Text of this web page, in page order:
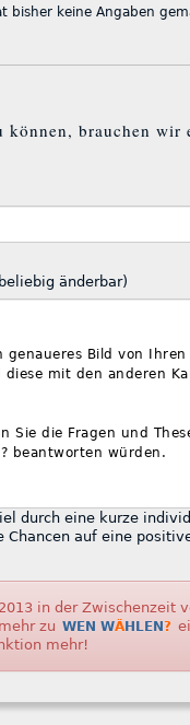
Kandidat hat bisher keine Angaben
brauchen
änderbar)
zu WEN WÄ HLEN?
mehr!